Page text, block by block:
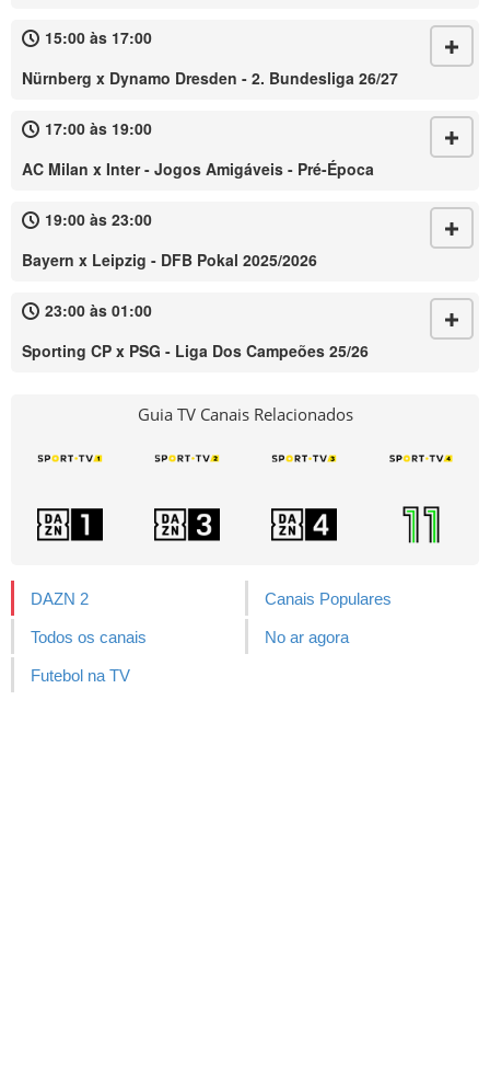
15:00 às 17:00
Nürnberg x Dynamo Dresden - 2. Bundesliga 26/27
17:00 às 19:00
AC Milan x Inter - Jogos Amigáveis - Pré-Época
19:00 às 23:00
Bayern x Leipzig - DFB Pokal 2025/2026
23:00 às 01:00
Sporting CP x PSG - Liga Dos Campeões 25/26
Guia TV Canais Relacionados
DAZN 2 Canais Populares
Todos os canais No ar agora
Futebol na TV